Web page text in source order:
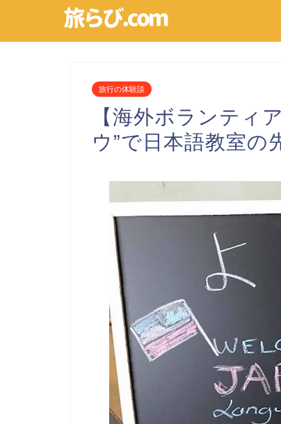
旅行の体験談
【海外ボランティ
ウ”で日本語教室の